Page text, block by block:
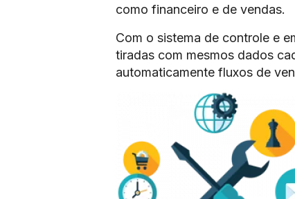
como financeiro e de vendas.
Com o sistema de controle e
tiradas com mesmos dados
automaticamente fluxos de